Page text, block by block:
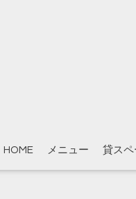
HOME メニュー 貸スペ